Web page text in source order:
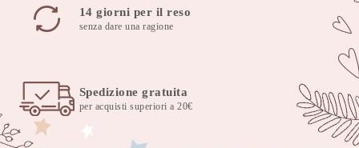
rimovibile
quantità
14 giorni per il reso
senza dare una ragione
Spedizione gratuita
per acquisti superiori a 20€